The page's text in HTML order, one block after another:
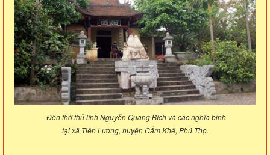
Đền thờ thủ lĩnh Nguyễn Quang Bích và các nghĩa binh
tại xã Tiên Lương, huyện Cẩm Khê, Phú Thọ.